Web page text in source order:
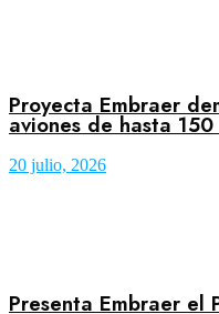
Proyecta Embraer
aviones de hasta
20 julio, 2026
Presenta Embraer el